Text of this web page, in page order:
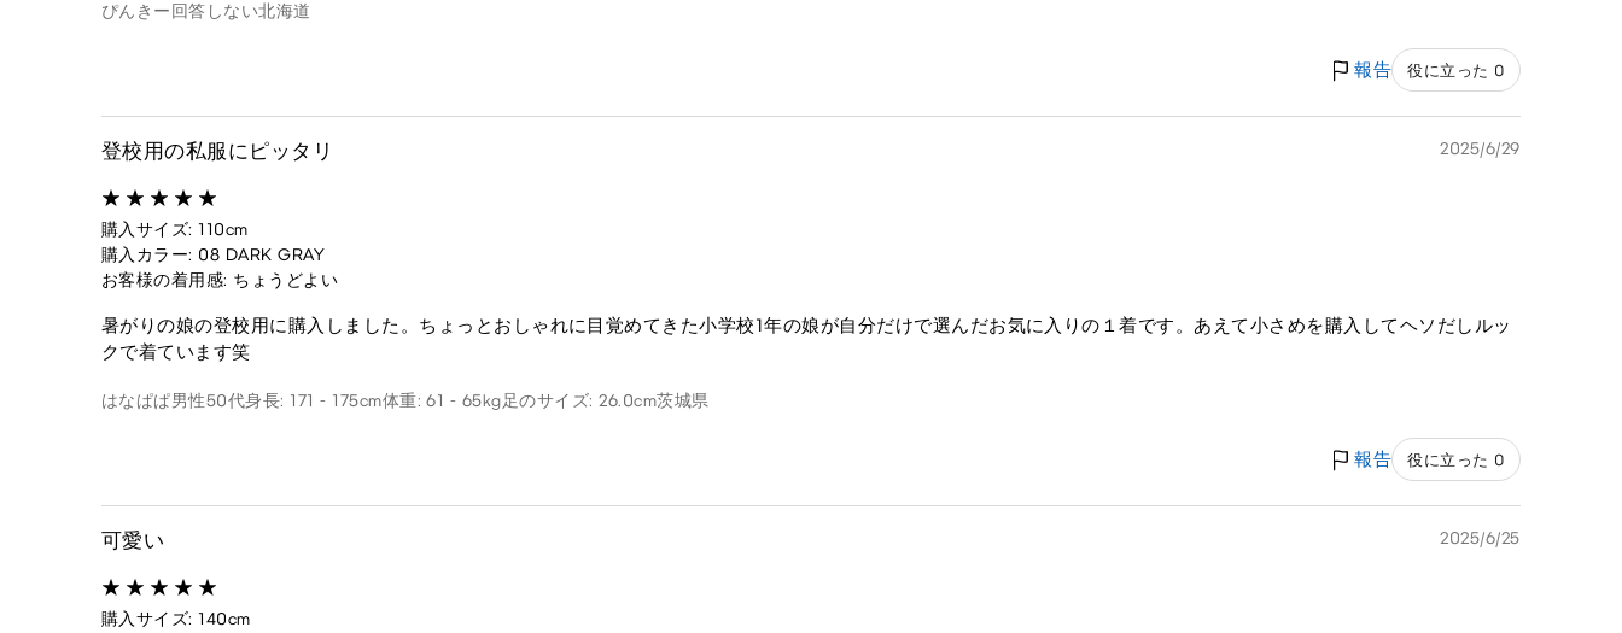
ぴんきー 回答しない北海道
報告 役に立った 0
登校用の私服にピッタリ 2025/6/29
購入サイズ: 110cm
購入カラー: 08 DARK GRAY
お客様の着用感: ちょうどよい
暑がりの娘の登校用に購入しました。ちょっとおしゃれに目覚めてきた小学校1年の娘が自分だけで選んだお気に入りの１着です。あえて小さめを購入してヘソだしルッ
クで着ています笑
はなぱぱ男性50代身長: 171 - 175cm体重: 61 - 65kg足のサイズ: 26.0cm茨城県
報告 役に立った 0
可愛い 2025/6/25
購入サイズ: 140cm